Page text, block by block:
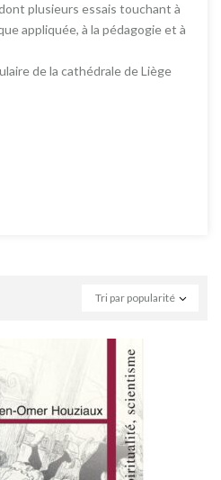
plusieurs essais touchant à
appliquée, à la pédagogie et à
de la cathédrale de Liège
Tri par popularité